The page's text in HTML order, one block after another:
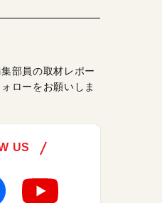
部員の取材レポー
ローをお願いしま
US